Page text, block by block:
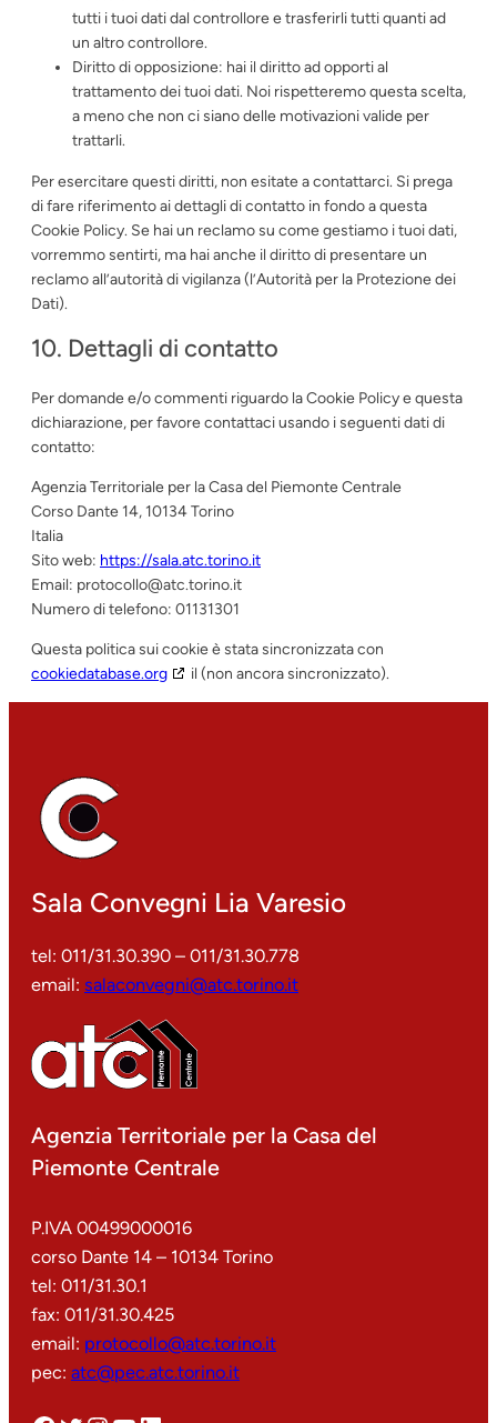
tutti i tuoi dati dal controllore e trasferirli tutti quanti ad
un altro controllore.
Diritto di opposizione: hai il diritto ad opporti al
trattamento dei tuoi dati. Noi rispetteremo questa scelta,
a meno che non ci siano delle motivazioni valide per
trattarli.
Per esercitare questi diritti, non esitate a contattarci. Si prega
di fare riferimento ai dettagli di contatto in fondo a questa
Cookie Policy. Se hai un reclamo su come gestiamo i tuoi dati,
vorremmo sentirti, ma hai anche il diritto di presentare un
reclamo all’autorità di vigilanza (l’Autorità per la Protezione dei
Dati).
10. Dettagli di contatto
Per domande e/o commenti riguardo la Cookie Policy e questa
dichiarazione, per favore contattaci usando i seguenti dati di
contatto:
Agenzia Territoriale per la Casa del Piemonte Centrale
Corso Dante 14, 10134 Torino
Italia
Sito web: https://sala.atc.torino.it
Email: protocollo@atc.torino.it
Numero di telefono: 01131301
Questa politica sui cookie è stata sincronizzata con
cookiedatabase.org
il (non ancora sincronizzato).
Sala Convegni Lia Varesio
tel: 011/31.30.390 – 011/31.30.778
email: salaconvegni@atc.torino.it
Agenzia Territoriale per la Casa del
Piemonte Centrale
P.IVA 00499000016
corso Dante 14 – 10134 Torino
tel: 011/31.30.1
fax: 011/31.30.425
email: protocollo@atc.torino.it
pec: atc@pec.atc.torino.it